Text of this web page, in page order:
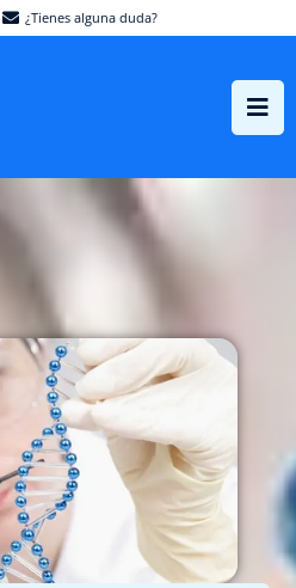
¿Tienes alguna duda?